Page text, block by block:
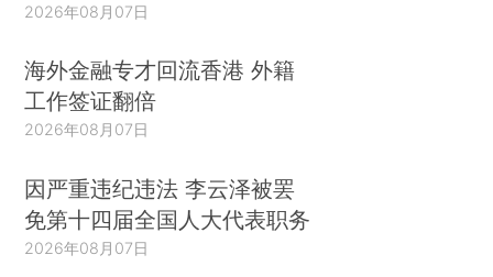
2026年08月07日
海外金融专才回流香港 外籍
工作签证翻倍
2026年08月07日
因严重违纪违法 李云泽被罢
免第十四届全国人大代表职务
2026年08月07日